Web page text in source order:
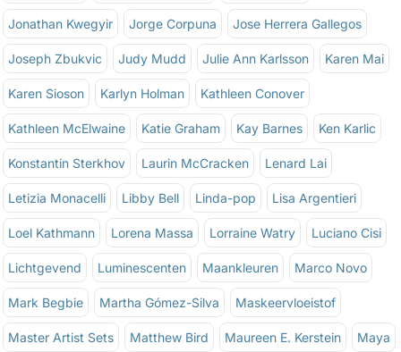
Jonathan Kwegyir Jorge Corpuna Jose Herrera Gallegos
Joseph Zbukvic Judy Mudd Julie Ann Karlsson Karen Mai
Karen Sioson Karlyn Holman Kathleen Conover
Kathleen McElwaine Katie Graham Kay Barnes Ken Karlic
Konstantin Sterkhov Laurin McCracken Lenard Lai
Letizia Monacelli Libby Bell Linda-pop Lisa Argentieri
Loel Kathmann Lorena Massa Lorraine Watry Luciano Cisi
Lichtgevend Luminescenten Maankleuren Marco Novo
Mark Begbie Martha Gómez-Silva Maskeervloeistof
Master Artist Sets Matthew Bird Maureen E. Kerstein Maya